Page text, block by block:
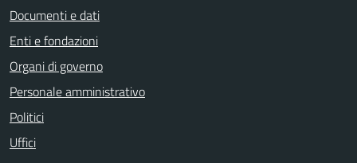
Documenti e dati
Enti e fondazioni
Organi di governo
Personale amministrativo
Politici
Uffici